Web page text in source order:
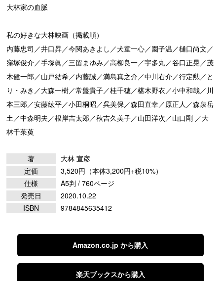
大林家の血脈
私の好きな大林映画（掲載順）
内藤忠司／井口昇／今関あきよし／犬童一心／園子温／樋口尚文／
窪塚俊介／手塚眞／三留まゆみ／高柳良一／宇多丸／谷口正晃／茂
木健一郎／山戸結希／内藤誠／満島真之介／中川右介／行定勲／と
り・みき／大森一樹／常盤貴子／桂千穂／椹木野衣／小中和哉／川
本三郎／安藤紘平／小田桐昭／呉美保／森田直幸／原正人／森泉岳
土／中森明夫／根岸吉太郎／秋吉久美子／山田洋次／山口剛 ／大
林千茱萸
著
大林 宣彦
定価
3,520円（本体3,200円+税10%）
仕様
A5判 / 760ページ
発売日
2020.10.22
ISBN
9784845635412
Amazon.co.jp から購入
楽天ブックスから購入